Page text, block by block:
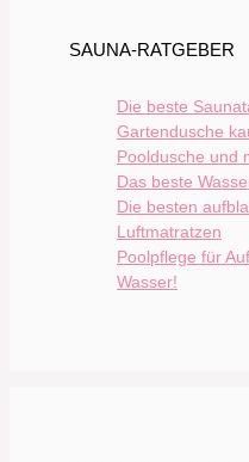
SAUNA-RATGEBER
Die beste
Gartendusche
Pooldusche und
Das beste
Die besten
Luftmatratzen
Poolpflege für
Wasser!